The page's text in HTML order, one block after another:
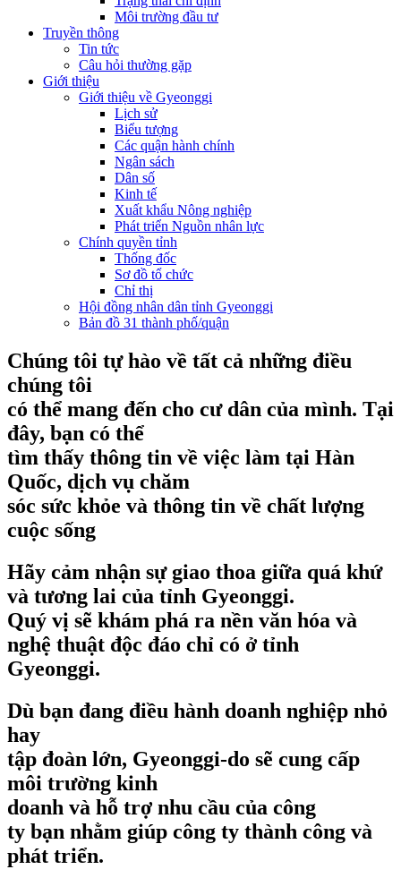
Môi trường đầu tư
Truyền thông
Tin tức
Câu hỏi thường gặp
Giới thiệu
Giới thiệu về Gyeonggi
Lịch sử
Biểu tượng
Các quận hành chính
Ngân sách
Dân số
Kinh tế
Xuất khẩu Nông nghiệp
Phát triển Nguồn nhân lực
Chính quyền tỉnh
Thống đốc
Sơ đồ tổ chức
Chỉ thị
Hội đồng nhân dân tỉnh Gyeonggi
Bản đồ 31 thành phố/quận
Chúng tôi tự hào về tất cả những điều
chúng tôi
có thể mang đến cho cư dân của mình. Tại
đây, bạn có thể
tìm thấy thông tin về việc làm tại Hàn
Quốc, dịch vụ chăm
sóc sức khỏe và thông tin về chất lượng
cuộc sống
Hãy cảm nhận sự giao thoa giữa quá khứ
và tương lai của tỉnh Gyeonggi.
Quý vị sẽ khám phá ra nền văn hóa và
nghệ thuật độc đáo chỉ có ở tỉnh
Gyeonggi.
Dù bạn đang điều hành doanh nghiệp nhỏ
hay
tập đoàn lớn, Gyeonggi-do sẽ cung cấp
môi trường kinh
doanh và hỗ trợ nhu cầu của công
ty bạn nhằm giúp công ty thành công và
phát triển.